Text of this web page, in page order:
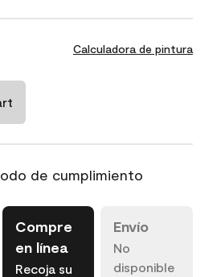
Calculadora de pintura
de cumplimiento
Compre
en línea
Recoja su
Envío
No
disponible